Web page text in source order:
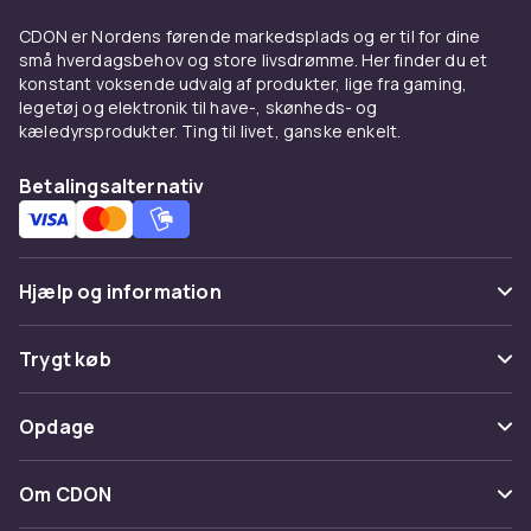
leveres ofte med indbygget belysning og
fjernbetjening, mens vægventilatorer er en
pladsbesparende løsning, der styrer
køligheden derhen, hvor du ønsker det –
Ventilatorer, der forbedrer
klimaet året rundt
Til kølige morgener eller trækfulde rum er en
Ventilatorer hjælper med at holde luften frisk i
badeværelser, vaskerum og andre
fugtfølsomme rum – og bidrager til et sundere
Ventilatortilbehør og
CDON er Nordens førende markedsplads og er til for dine
små hverdagsbehov og store livsdrømme. Her finder du et
konstant voksende udvalg af produkter, lige fra gaming,
legetøj og elektronik til have-, skønheds- og
kæledyrsprodukter. Ting til livet, ganske enkelt.
Betalingsalternativ
Hjælp og information
Ofte stillede spørgsmål
Spor pakke
Fortryd & returner her
Kontakt os
Trygt køb
Betaling
Levering
Opdage
Kategorier
Om CDON